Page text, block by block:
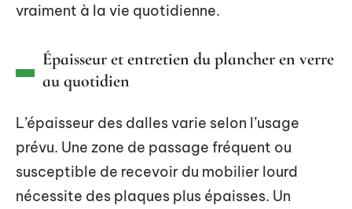
vraiment à la vie quotidienne.
Épaisseur et entretien du plancher en verre
au quotidien
L’épaisseur des dalles varie selon l’usage
prévu. Une zone de passage fréquent ou
susceptible de recevoir du mobilier lourd
nécessite des plaques plus épaisses. Un